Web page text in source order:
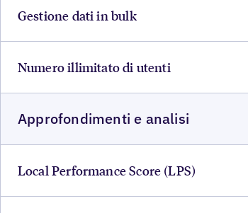
Gestione dati in bulk
Numero illimitato di utenti
Approfondimenti e analisi
Local Performance Score (LPS)